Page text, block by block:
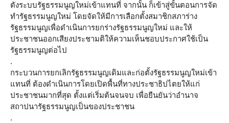
ตังระบบรัฐธรรมนูญใหม่เข้าแทนที่ จากนั้น ก็เข้าสู่ขั้นตอนการจัด
ทำรัฐธรรมนูญใหม่ โดยจัดให้มีการเลือกตั้งสมาชิกสภาร่าง
รัฐธรรมนูญเพื่อดำเนินการยกร่างรัฐธรรมนูญใหม่ และให้
ประชาชนออกเสียงประชามติให้ความเห็นชอบประกาศใช้เป็น
รัฐธรรมนูญต่อไป
.
กระบวนการยกเลิกรัฐธรรมนูญเดิมและก่อตั้งรัฐธรรมนูญใหม่เข้า
แทนที่ ต้องดำเนินการโดยเปิดพื้นที่ทางประชาธิปไตยให้แก่
ประชาชนมากที่สุด ตั้งแต่เริ่มต้นจนจบ เพื่อยืนยันว่าอำนาจ
สถาปนารัฐธรรมนูญเป็นของประชาชน
.